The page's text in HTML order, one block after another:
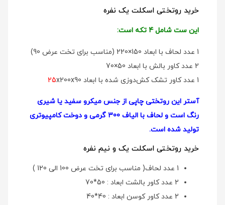
خرید روتختی اسکلت یک نفره
این ست شامل 4 تکه است:
1 عدد لحاف با ابعاد 150×220 (مناسب برای تخت عرض 90)
2 عدد کاور بالش با ابعاد 50×70
1 عدد کاور تشک کش‌دوزی شده با ابعاد
25x200x90
آستر این روتختی چاپی از جنس میکرو سفید یا شیری
رنگ است و لحاف با الیاف 300 گرمی و دوخت کامپیوتری
تولید شده است.
خرید روتختی اسکلت یک و نیم نفره
1 عدد لحاف( مناسب برای تخت عرض 100 الی 120 )
2 عدد کاور بالشت ابعاد : 50*70
2 عدد کاور کوسن ابعاد : 40*40